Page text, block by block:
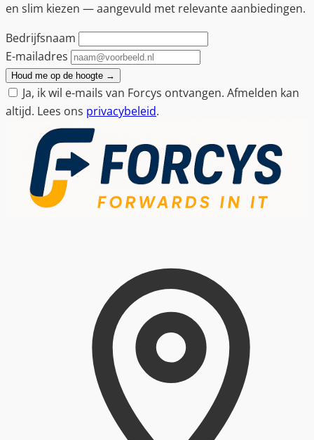
en slim kiezen — aangevuld met relevante aanbiedingen.
Bedrijfsnaam
E-mailadres
Houd me op de hoogte →
Ja, ik wil e-mails van Forcys ontvangen. Afmelden kan
altijd. Lees ons privacybeleid.